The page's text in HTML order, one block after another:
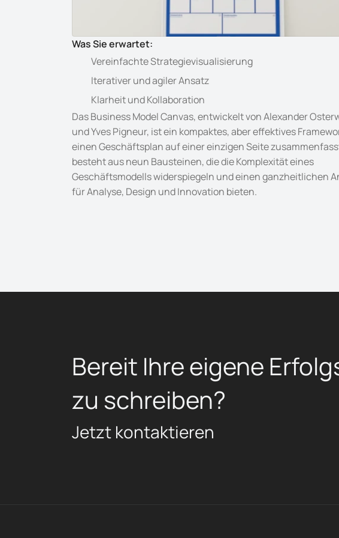
Was Sie erwartet:
Vereinfachte Strategievisualisierung
Iterativer und agiler Ansatz
Klarheit und Kollaboration
Das Business Model Canvas, entwickelt von Alexander
und Yves Pigneur, ist ein kompaktes, aber effektives
einen Geschäftsplan auf einer einzigen Seite
besteht aus neun Bausteinen, die die Komplexität eines
Geschäftsmodells widerspiegeln und einen ganzheitlichen
für Analyse, Design und Innovation bieten.
Bereit Ihre eigene
zu schreiben?
Jetzt kontaktieren